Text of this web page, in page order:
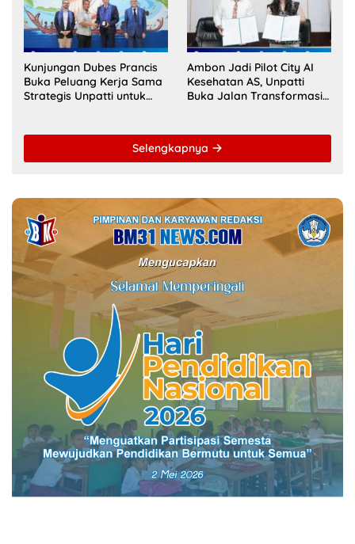
Kunjungan Dubes Prancis
Buka Peluang Kerja Sama
Strategis Unpatti untuk
Ambon Jadi Pilot City AI
Kesehatan AS, Unpatti
Buka Jalan Transformasi
Selengkapnya